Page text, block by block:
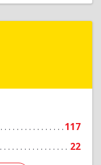
117
22
Новгород
Подробнее